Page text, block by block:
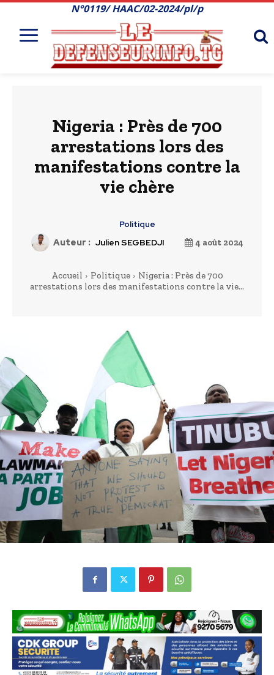
N°0119/ HAAC/02-2024/pl/p
Nigeria : Près de 700
arrestations lors des
manifestations contre la
vie chère
Politique
Auteur : Julien SEGBEDJI 4 août 2024
Accueil Politique
Nigeria : Près de 700
arrestations lors des manifestations contre la vie...